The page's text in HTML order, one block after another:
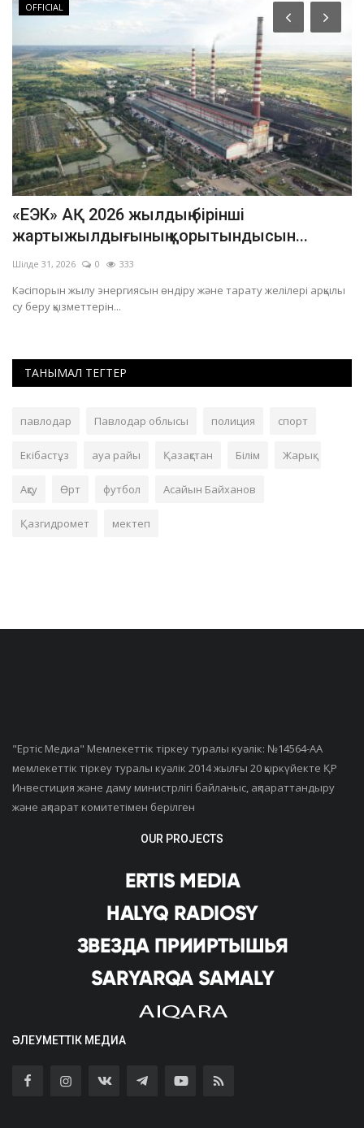
OFFICIAL
«ЕЭК» АҚ 2026 жылдың бірінші
жартыжылдығының қорытындысын...
Шілде 31, 2026 0 333
Кәсіпорын жылу энергиясын өндіру және тарату желілері арқылы
су беру қызметтерін...
ТАНЫМАЛ ТЕГТЕР
павлодар Павлодар облысы полиция спорт
Екібастұз ауа райы Қазақстан Білім Жарық
Ақсу Өрт футбол Асайын Байханов
Қазгидромет мектеп
"Ертiс Медиа" Мемлекеттік тіркеу туралы куәлік: №14564-АА
мемлекеттік тіркеу туралы куәлік 2014 жылғы 20 қыркүйекте ҚР
Инвестиция және даму министрлігі байланыс, ақпараттандыру
және ақпарат комитетімен берілген
OUR PROJECTS
ӘЛЕУМЕТТІК МЕДИА